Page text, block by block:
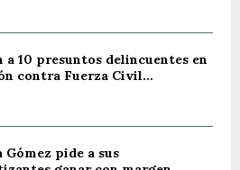
a 10 presuntos delincuentes en
contra Fuerza Civil...
Gómez pide a sus